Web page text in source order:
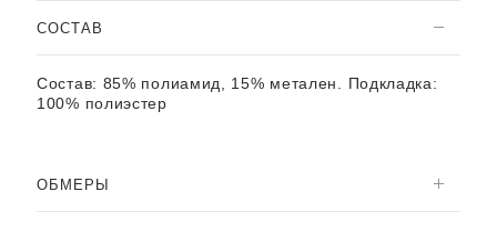
CОСТАВ
Состав: 85% полиамид, 15% метален. Подкладка:
100% полиэстер
ОБМЕРЫ